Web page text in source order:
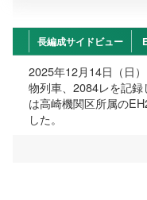
長編成サイドビュー
2025年12月14日（日
物列車、2084レを記
は高崎機関区所属の
した。